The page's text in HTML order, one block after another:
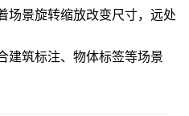
场景旋转缩放改变尺寸，远处
建筑标注、物体标签等场景